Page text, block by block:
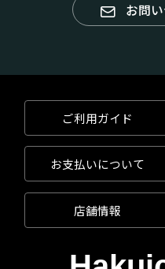
お問
ご利用ガイド
お支払いについて
店舗情報